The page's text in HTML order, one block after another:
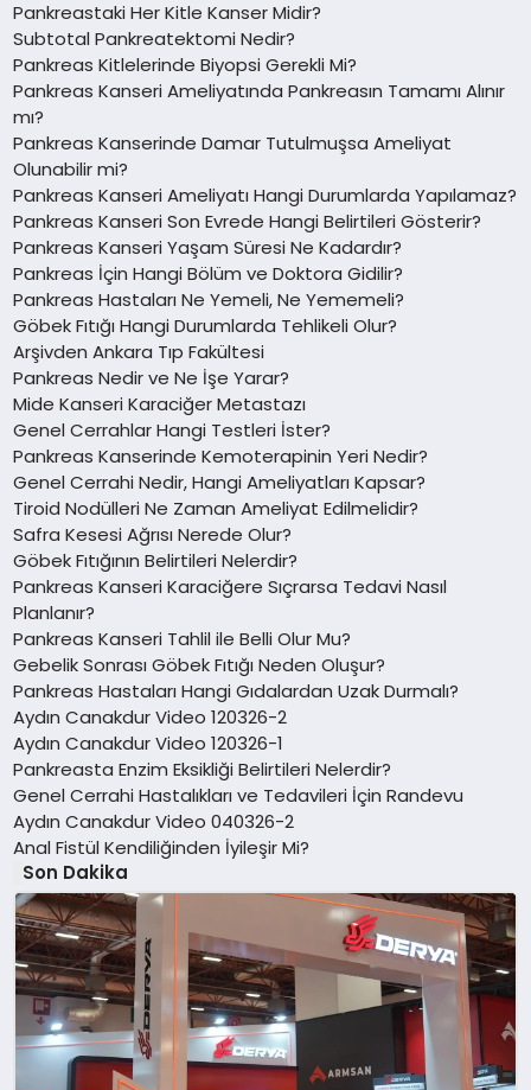
Pankreastaki Her Kitle Kanser Midir?
Subtotal Pankreatektomi Nedir?
Pankreas Kitlelerinde Biyopsi Gerekli Mi?
Pankreas Kanseri Ameliyatında Pankreasın Tamamı Alınır
mı?
Pankreas Kanserinde Damar Tutulmuşsa Ameliyat
Olunabilir mi?
Pankreas Kanseri Ameliyatı Hangi Durumlarda Yapılamaz?
Pankreas Kanseri Son Evrede Hangi Belirtileri Gösterir?
Pankreas Kanseri Yaşam Süresi Ne Kadardır?
Pankreas İçin Hangi Bölüm ve Doktora Gidilir?
Pankreas Hastaları Ne Yemeli, Ne Yememeli?
Göbek Fıtığı Hangi Durumlarda Tehlikeli Olur?
Arşivden Ankara Tıp Fakültesi
Pankreas Nedir ve Ne İşe Yarar?
Mide Kanseri Karaciğer Metastazı
Genel Cerrahlar Hangi Testleri İster?
Pankreas Kanserinde Kemoterapinin Yeri Nedir?
Genel Cerrahi Nedir, Hangi Ameliyatları Kapsar?
Tiroid Nodülleri Ne Zaman Ameliyat Edilmelidir?
Safra Kesesi Ağrısı Nerede Olur?
Göbek Fıtığının Belirtileri Nelerdir?
Pankreas Kanseri Karaciğere Sıçrarsa Tedavi Nasıl
Planlanır?
Pankreas Kanseri Tahlil ile Belli Olur Mu?
Gebelik Sonrası Göbek Fıtığı Neden Oluşur?
Pankreas Hastaları Hangi Gıdalardan Uzak Durmalı?
Aydın Canakdur Video 120326-2
Aydın Canakdur Video 120326-1
Pankreasta Enzim Eksikliği Belirtileri Nelerdir?
Genel Cerrahi Hastalıkları ve Tedavileri İçin Randevu
Aydın Canakdur Video 040326-2
Anal Fistül Kendiliğinden İyileşir Mi?
Son Dakika